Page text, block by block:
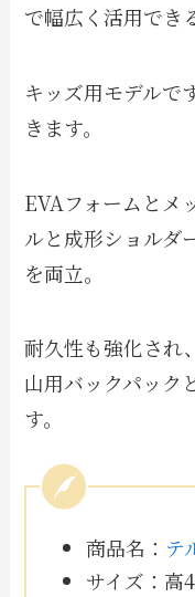
で幅広く活用でき
キッズ用モデルで
きます。
EVAフォームとメ
ルと成形ショルダ
を両立。
耐久性も強化され
山用バックパック
す。
商品名： テ
サイズ：